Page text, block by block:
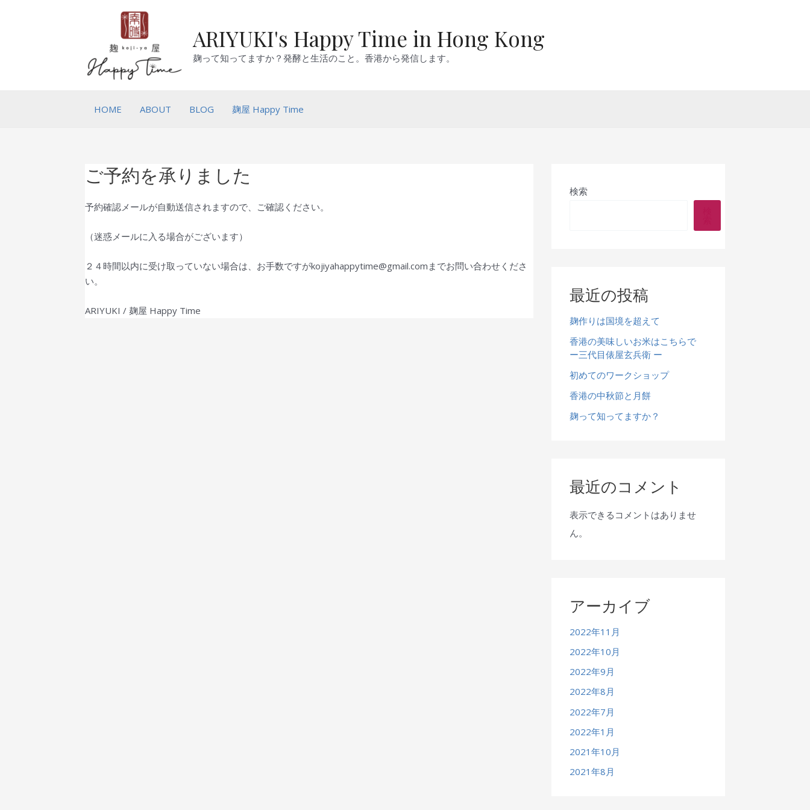
ARIYUKI's Happy Time in Hong Kong
麹って知ってますか？発酵と生活のこと。香港から発信します。
HOME ABOUT BLOG 麹屋 Happy Time
ご予約を承りました
予約確認メールが自動送信されますので、ご確認ください。
（迷惑メールに入る場合がございます）
２４時間以内に受け取っていない場合は、お手数ですがkojiyahappytime@gmail.comまでお問い合わせくださ
い。
ARIYUKI / 麹屋 Happy Time
検索
最近の投稿
麹作りは国境を超えて
香港の美味しいお米はこちらで
ー三代目俵屋玄兵衛 ー
初めてのワークショップ
香港の中秋節と月餅
麹って知ってますか？
最近のコメント
表示できるコメントはありませ
ん。
アーカイブ
2022年11月
2022年10月
2022年9月
2022年8月
2022年7月
2022年1月
2021年10月
2021年8月